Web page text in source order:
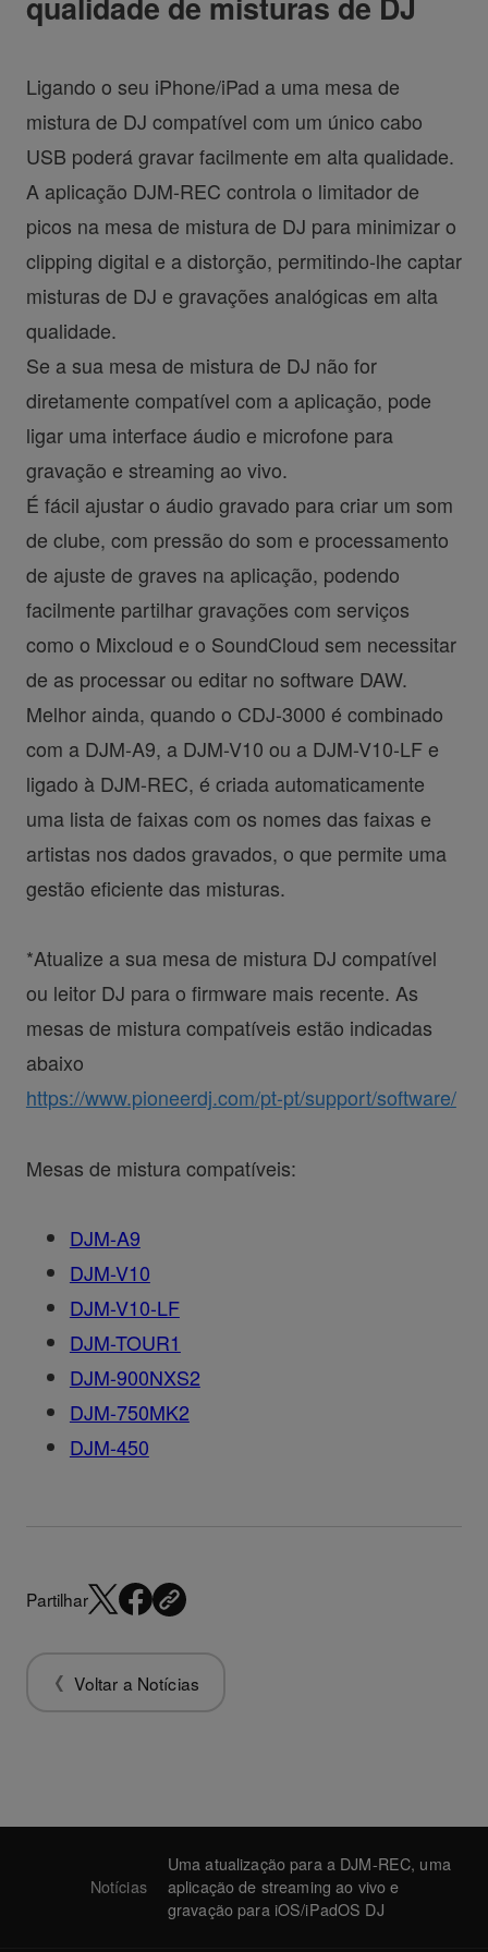
Ligando o seu iPhone/iPad a uma mesa de
mistura de DJ compatível com um único cabo
USB poderá gravar facilmente em alta qualidade.
A aplicação DJM-REC controla o limitador de
picos na mesa de mistura de DJ para minimizar o
clipping digital e a distorção, permitindo-lhe captar
misturas de DJ e gravações analógicas em alta
qualidade.
Se a sua mesa de mistura de DJ não for
diretamente compatível com a aplicação, pode
ligar uma interface áudio e microfone para
gravação e streaming ao vivo.
É fácil ajustar o áudio gravado para criar um som
de clube, com pressão do som e processamento
de ajuste de graves na aplicação, podendo
facilmente partilhar gravações com serviços
como o Mixcloud e o SoundCloud sem necessitar
de as processar ou editar no software DAW.
Melhor ainda, quando o CDJ-3000 é combinado
com a DJM-A9, a DJM-V10 ou a DJM-V10-LF e
ligado à DJM-REC, é criada automaticamente
uma lista de faixas com os nomes das faixas e
artistas nos dados gravados, o que permite uma
gestão eficiente das misturas.
*Atualize a sua mesa de mistura DJ compatível
ou leitor DJ para o firmware mais recente. As
mesas de mistura compatíveis estão indicadas
abaixo
https://www.pioneerdj.com/pt-pt/support/software/
Mesas de mistura compatíveis:
DJM-A9
DJM-V10
DJM-V10-LF
DJM-TOUR1
DJM-900NXS2
DJM-750MK2
DJM-450
Partilhar
Voltar a Notícias
Notícias
Uma atualização para a DJM-REC, uma
aplicação de streaming ao vivo e
gravação para iOS/iPadOS DJ